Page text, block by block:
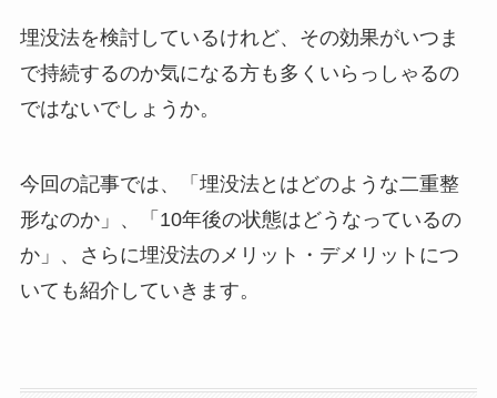
埋没法を検討しているけれど、その効果がいつま
で持続するのか気になる方も多くいらっしゃるの
ではないでしょうか。
今回の記事では、「埋没法とはどのような二重整
形なのか」、「10年後の状態はどうなっているの
か」、さらに埋没法のメリット・デメリットにつ
いても紹介していきます。